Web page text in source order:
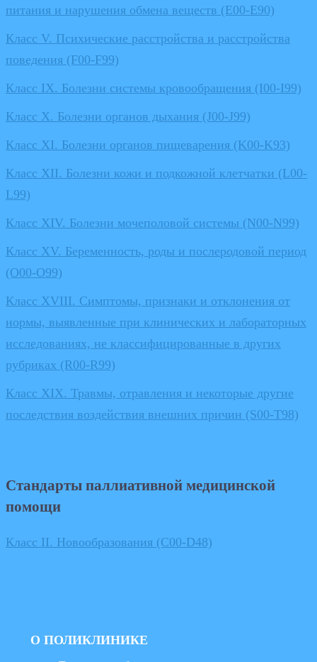
питания и нарушения обмена веществ (E00-E90)
Класс V. Психические расстройства и расстройства
поведения (F00-F99)
Класс IX. Болезни системы кровообращения (I00-I99)
Класс X. Болезни органов дыхания (J00-J99)
Класс XI. Болезни органов пищеварения (K00-K93)
Класс XII. Болезни кожи и подкожной клетчатки (L00-
L99)
Класс XIV. Болезни мочеполовой системы (N00-N99)
Класс XV. Беременность, роды и послеродовой период
(O00-O99)
Класс XVIII. Симптомы, признаки и отклонения от
нормы, выявленные при клинических и лабораторных
исследованиях, не классифицированные в других
рубриках (R00-R99)
Класс XIX. Травмы, отравления и некоторые другие
последствия воздействия внешних причин (S00-T98)
Стандарты паллиативной медицинской
помощи
Класс II. Новообразования (C00-D48)
О ПОЛИКЛИНИКЕ